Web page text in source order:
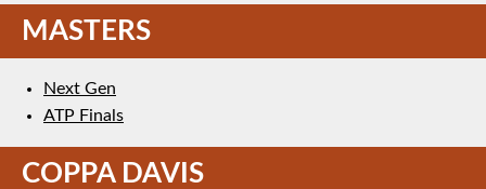
MASTERS
Next Gen
ATP Finals
COPPA DAVIS